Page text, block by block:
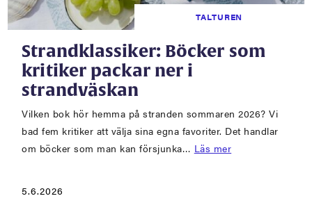
TALTUREN
Strandklassiker: Böcker som
kritiker packar ner i
strandväskan
Vilken bok hör hemma på stranden sommaren 2026? Vi
bad fem kritiker att välja sina egna favoriter. Det handlar
om böcker som man kan försjunka… Läs mer
5.6.2026